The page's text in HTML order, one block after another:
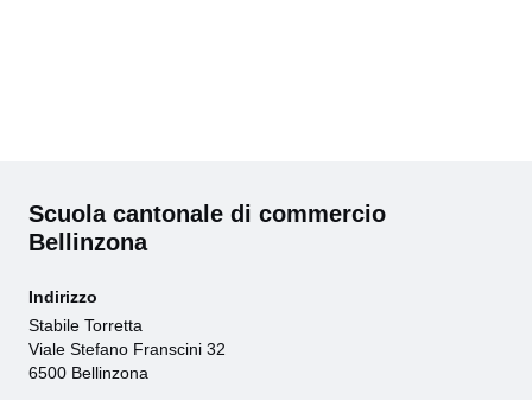
Scuola cantonale di commercio
Bellinzona
Indirizzo
Stabile Torretta
Viale Stefano Franscini 32
6500 Bellinzona